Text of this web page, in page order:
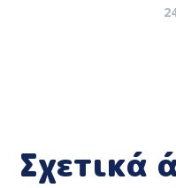
Σχετικά